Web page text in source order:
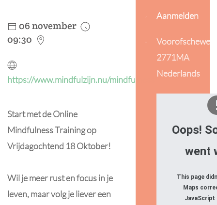
06 november
09:30
https://www.mindfulzijn.nu/mindfulness
Start met de Online
Mindfulness Training op
Vrijdagochtend 18 Oktober!
Wil je meer rust en focus in je
leven, maar volg je liever een
Aanmelden
Voorofscheweg
2771MA
Nederlands
Oops!
went
This page
Maps